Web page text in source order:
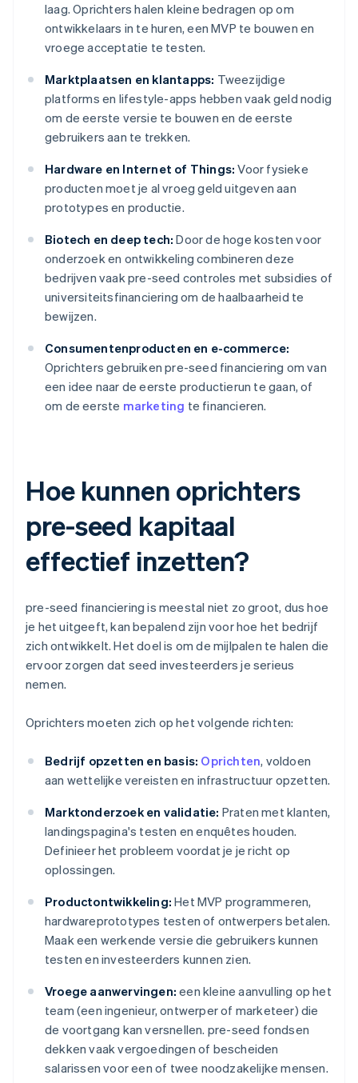
laag. Oprichters halen kleine bedragen op om
ontwikkelaars in te huren, een MVP te bouwen en
vroege acceptatie te testen.
Marktplaatsen en klantapps: Tweezijdige
platforms en lifestyle-apps hebben vaak geld nodig
om de eerste versie te bouwen en de eerste
gebruikers aan te trekken.
Hardware en Internet of Things: Voor fysieke
producten moet je al vroeg geld uitgeven aan
prototypes en productie.
Biotech en deep tech: Door de hoge kosten voor
onderzoek en ontwikkeling combineren deze
bedrijven vaak pre-seed controles met subsidies of
universiteitsfinanciering om de haalbaarheid te
bewijzen.
Consumentenproducten en e-commerce:
Oprichters gebruiken pre-seed financiering om van
een idee naar de eerste productierun te gaan, of
om de eerste marketing te financieren.
Hoe kunnen oprichters
pre-seed kapitaal
effectief inzetten?
pre-seed financiering is meestal niet zo groot, dus hoe
je het uitgeeft, kan bepalend zijn voor hoe het bedrijf
zich ontwikkelt. Het doel is om de mijlpalen te halen die
ervoor zorgen dat seed investeerders je serieus
nemen.
Oprichters moeten zich op het volgende richten:
Bedrijf opzetten en basis: Oprichten, voldoen
aan wettelijke vereisten en infrastructuur opzetten.
Marktonderzoek en validatie: Praten met klanten,
landingspagina's testen en enquêtes houden.
Definieer het probleem voordat je je richt op
oplossingen.
Productontwikkeling: Het MVP programmeren,
hardwareprototypes testen of ontwerpers betalen.
Maak een werkende versie die gebruikers kunnen
testen en investeerders kunnen zien.
Vroege aanwervingen: een kleine aanvulling op het
team (een ingenieur, ontwerper of marketeer) die
de voortgang kan versnellen. pre-seed fondsen
dekken vaak vergoedingen of bescheiden
salarissen voor een of twee noodzakelijke mensen.